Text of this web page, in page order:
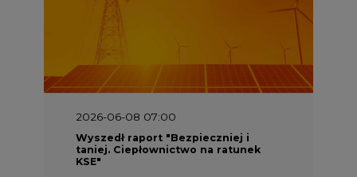
2026-06-08 07:00
Wyszedł raport "Bezpieczniej i
taniej. Ciepłownictwo na ratunek
KSE"